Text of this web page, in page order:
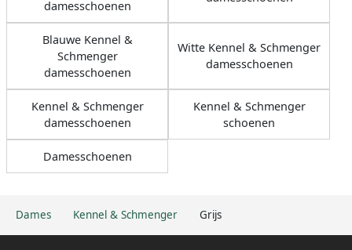
Dames Kennel & Schmenger Grijs
damesschoenen
Blauwe Kennel &
Schmenger
damesschoenen
Witte Kennel & Schmenger
damesschoenen
Kennel & Schmenger
damesschoenen
Kennel & Schmenger
schoenen
Damesschoenen